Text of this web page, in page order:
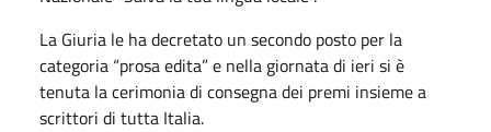
La Giuria le ha decretato un secondo posto per la
categoria “prosa edita” e nella giornata di ieri si è
tenuta la cerimonia di consegna dei premi insieme a
scrittori di tutta Italia.